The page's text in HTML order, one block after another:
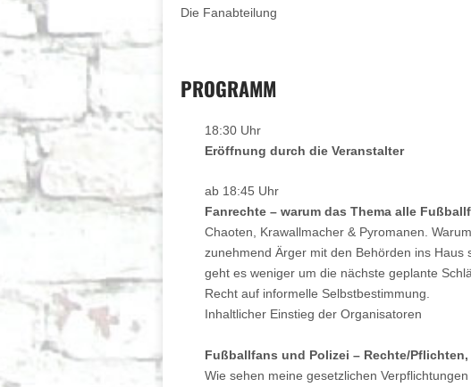
Die Fanabteilung
PROGRAMM
18:30 Uhr
Eröffnung durch die Veranstalter
ab 18:45 Uhr
Fanrechte – warum das Thema alle
Chaoten, Krawallmacher & Pyromanen.
zunehmend Ärger mit den Behörden ins
geht es weniger um die nächste geplante
Recht auf informelle Selbstbestimmung.
Inhaltlicher Einstieg der Organisatoren
Fußballfans und Polizei – Rechte/
Wie sehen meine gesetzlichen